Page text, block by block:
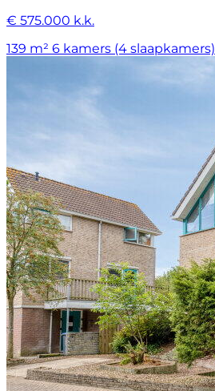
€ 575.000 k.k.
139 m² 6 kamers (4 slaapkamers)